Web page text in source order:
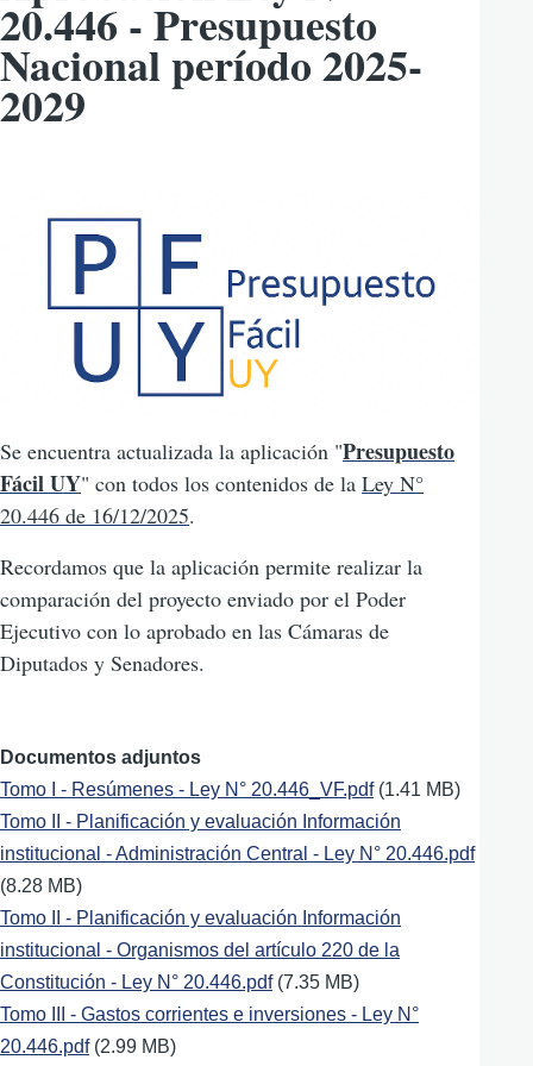
navegación
20.446 - Presupuesto
Nacional período 2025-
2029
Se encuentra actualizada la aplicación "Presupuesto
Fácil UY" con todos los contenidos de la Ley N°
20.446 de 16/12/2025.
Recordamos que la aplicación permite realizar la
comparación del proyecto enviado por el Poder
Ejecutivo con lo aprobado en las Cámaras de
Diputados y Senadores.
Documentos adjuntos
Documento
Tomo I - Resúmenes - Ley N° 20.446_VF.pdf (1.41 MB)
Documento
Tomo II - Planificación y evaluación Información
institucional - Administración Central - Ley N° 20.446.pdf
(8.28 MB)
Documento
Tomo II - Planificación y evaluación Información
institucional - Organismos del artículo 220 de la
Constitución - Ley N° 20.446.pdf (7.35 MB)
Documento
Tomo III - Gastos corrientes e inversiones - Ley N°
20.446.pdf (2.99 MB)